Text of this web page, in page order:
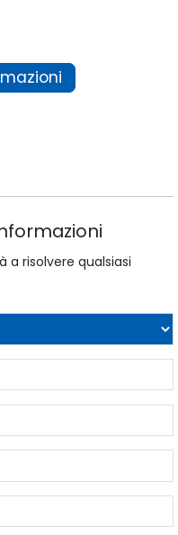
a risolvere qualsiasi